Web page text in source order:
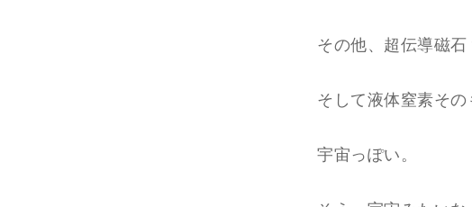
その他、超伝導磁石
そして液体窒素その
宇宙っぽい。